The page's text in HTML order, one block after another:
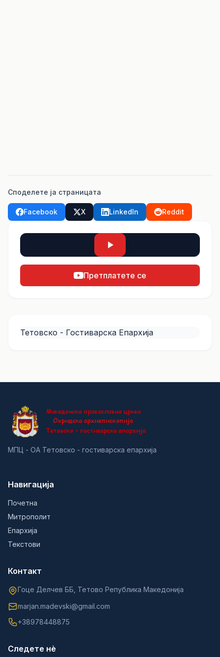
Споделете ја страницата
Facebook X LinkedIn Reddit
Претплатете се
Тетовско - Гостиварска Епархија
МПЦ - ОА Тетовско - гостиварска епархија
Навигација
Почетна
Митрополит
Епархија
Текстови
Контакт
Гоце Делчев ББ, Тетово Република Македонија
marjan.madevski@gmail.com
+38978448875
Следете нè